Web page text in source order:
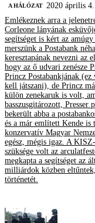
A HÁLÓZAT
2020 április 4.
Emlékeznek arra a
Corleone lányának
segítséget is kért az
merszünk a Postabank
keresztapának nevezni az
hogy az ő udvari zenésze
Princz Postabankjának
kell játszani), de Princz
külön zenekaruk is volt,
basszusgitározott, Presser
bekerült abba a
és a már említett Kende
konzervatív Magyar
egész, mégis igaz. A
szüksége volt az
megkapta a segítséget az
milliárdok közben
történetét.